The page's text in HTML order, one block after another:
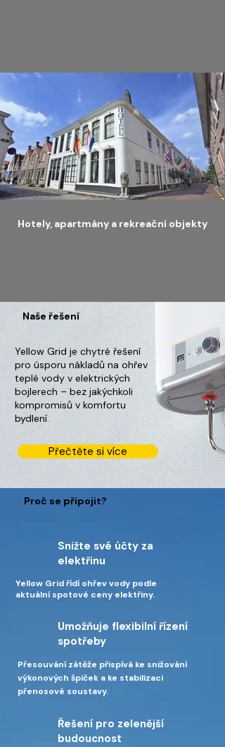
Hotely, apartmány a rekreační objekty
Naše řešení
Yellow Grid je chytré řešení
pro úsporu nákladů na ohřev
teplé vody v elektrických
bojlerech – bez jakýchkoli
kompromisů v komfortu
bydlení.
Přečtěte si více
Proč se připojit?
Snižte své účty za
elektřinu
Yellow Grid řídí ohřev vody podle
aktuální spotové ceny elektřiny.
Umožňuje flexibilní řízení
spotřeby
Přesouvání zátěže přispívá ke snižování
výkonových špiček a ke stabilizaci
přenosové soustavy.
Řešení pro zelenější
budoucnost